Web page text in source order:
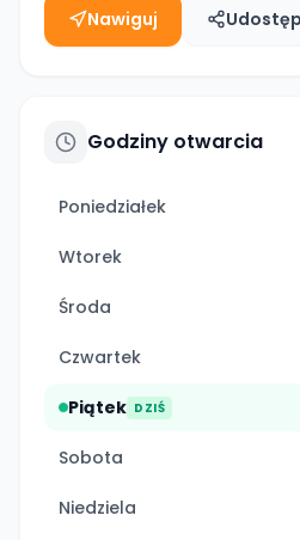
Nawiguj
Godziny otwarcia
Poniedziałek
Wtorek
Środa
Czwartek
Piątek DZIŚ
Sobota
Niedziela